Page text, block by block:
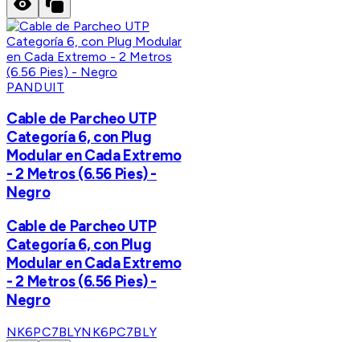
PANDUIT
Cable de Parcheo UTP
Categoría 6, con Plug
Modular en Cada Extremo
- 2 Metros (6.56 Pies) -
Negro
Cable de Parcheo UTP
Categoría 6, con Plug
Modular en Cada Extremo
- 2 Metros (6.56 Pies) -
Negro
NK6PC7BLYNK6PC7BLY